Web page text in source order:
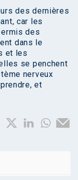
des dernières
car les
des
dans le
et les
se penchent
nerveux
et